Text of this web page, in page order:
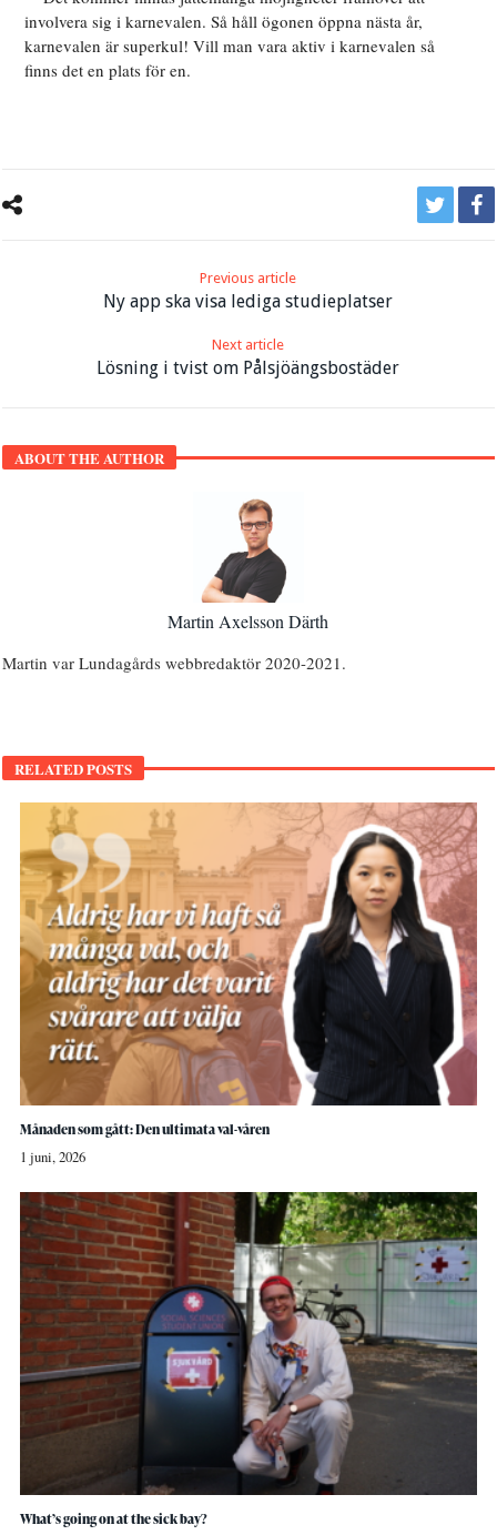
involvera sig i karnevalen. Så håll ögonen öppna nästa år,
karnevalen är superkul! Vill man vara aktiv i karnevalen så
finns det en plats för en.
Previous article
Ny app ska visa lediga studieplatser
Next article
Lösning i tvist om Pålsjöängsbostäder
ABOUT THE AUTHOR
Martin Axelsson Därth
Martin var Lundagårds webbredaktör 2020-2021.
RELATED POSTS
Månaden som gått: Den ultimata val-våren
1 juni, 2026
What’s going on at the sick bay?